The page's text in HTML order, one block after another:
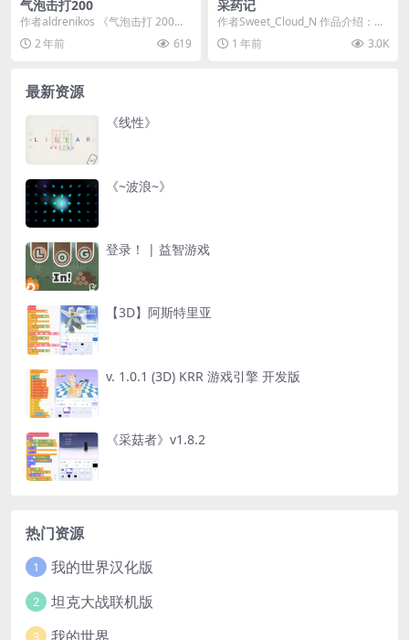
气泡击打200
作者aldrenikos 《气泡击打 200》
是一款结合气泡射击与打砖块风格
的创...2 年前 619
采药记
作者Sweet_Cloud_N 作品介绍：
《采药记》是一款开放世界探险游
戏，玩...
1 年前 3.0K
最新资源
《线性》
《~波浪~》
登录！ | 益智游戏
【3D】阿斯特里亚
v. 1.0.1 (3D) KRR 游戏引擎 开发版
《采菇者》v1.8.2
热门资源
1 我的世界汉化版
2 坦克大战联机版
3